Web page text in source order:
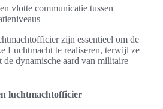
vlotte communicatie tussen
zijn essentieel om de
Luchtmacht te realiseren, terwijl ze
dynamische aard van militaire
luchtmachtofficier